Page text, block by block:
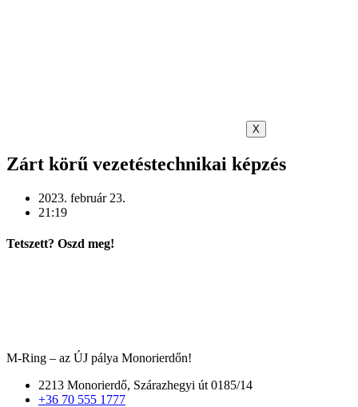
X
Zárt körű vezetéstechnikai képzés
2023. február 23.
21:19
Tetszett? Oszd meg!
M-Ring – az ÚJ pálya Monorierdőn!
2213 Monorierdő, Szárazhegyi út 0185/14
+36 70 555 1777